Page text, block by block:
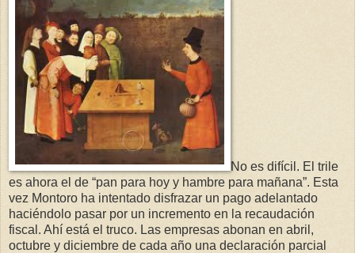
No es difícil. El trile
es ahora el de “pan para hoy y hambre para mañana”. Esta
vez Montoro ha intentado disfrazar un pago adelantado
haciéndolo pasar por un incremento en la recaudación
fiscal. Ahí está el truco. Las empresas abonan en abril,
octubre y diciembre de cada año una declaración parcial